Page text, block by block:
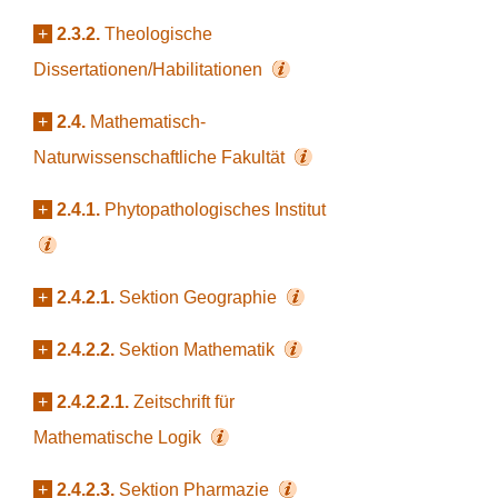
+ 2.3.2. Theologische
Dissertationen/Habilitationen
+ 2.4. Mathematisch-
Naturwissenschaftliche Fakultät
+ 2.4.1. Phytopathologisches Institut
+ 2.4.2.1. Sektion Geographie
+ 2.4.2.2. Sektion Mathematik
+ 2.4.2.2.1. Zeitschrift für
Mathematische Logik
+ 2.4.2.3. Sektion Pharmazie